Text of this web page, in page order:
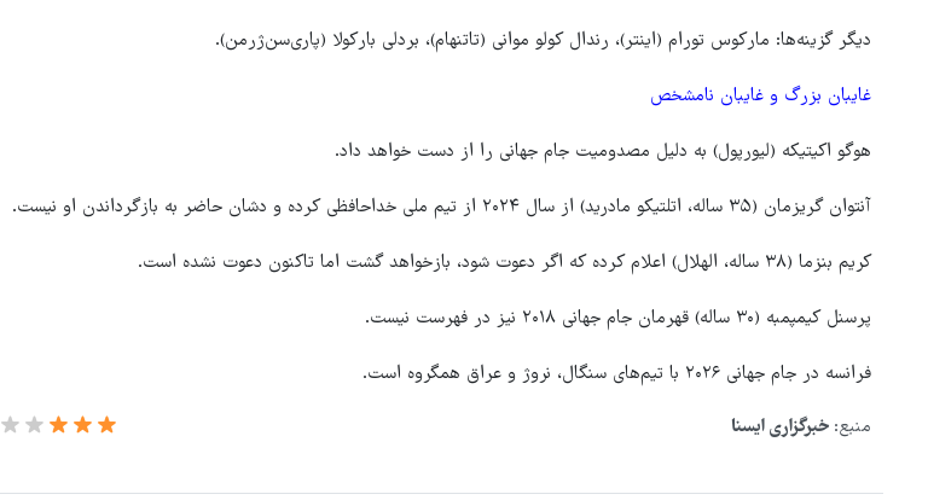
دیگر گزینه‌ها: مارکوس تورام (اینتر)، رندال کولو موانی (تاتنهام)، بردلی بارکولا (پاری‌سن‌ژرمن).
غایبان بزرگ و غایبان نامشخص
هوگو اکیتیکه (لیورپول) به دلیل مصدومیت جام جهانی را از دست خواهد داد.
آنتوان گریزمان (۳۵ ساله، اتلتیکو مادرید) از سال ۲۰۲۴ از تیم ملی خداحافظی کرده و دشان حاضر به بازگرداندن او نیست.
کریم بنزما (۳۸ ساله، الهلال) اعلام کرده که اگر دعوت شود، بازخواهد گشت اما تاکنون دعوت نشده است.
پرسنل کیمپمبه (۳۰ ساله) قهرمان جام جهانی ۲۰۱۸ نیز در فهرست نیست.
فرانسه در جام جهانی ۲۰۲۶ با تیم‌های سنگال، نروژ و عراق همگروه است.
منبع: خبرگزاری ایسنا